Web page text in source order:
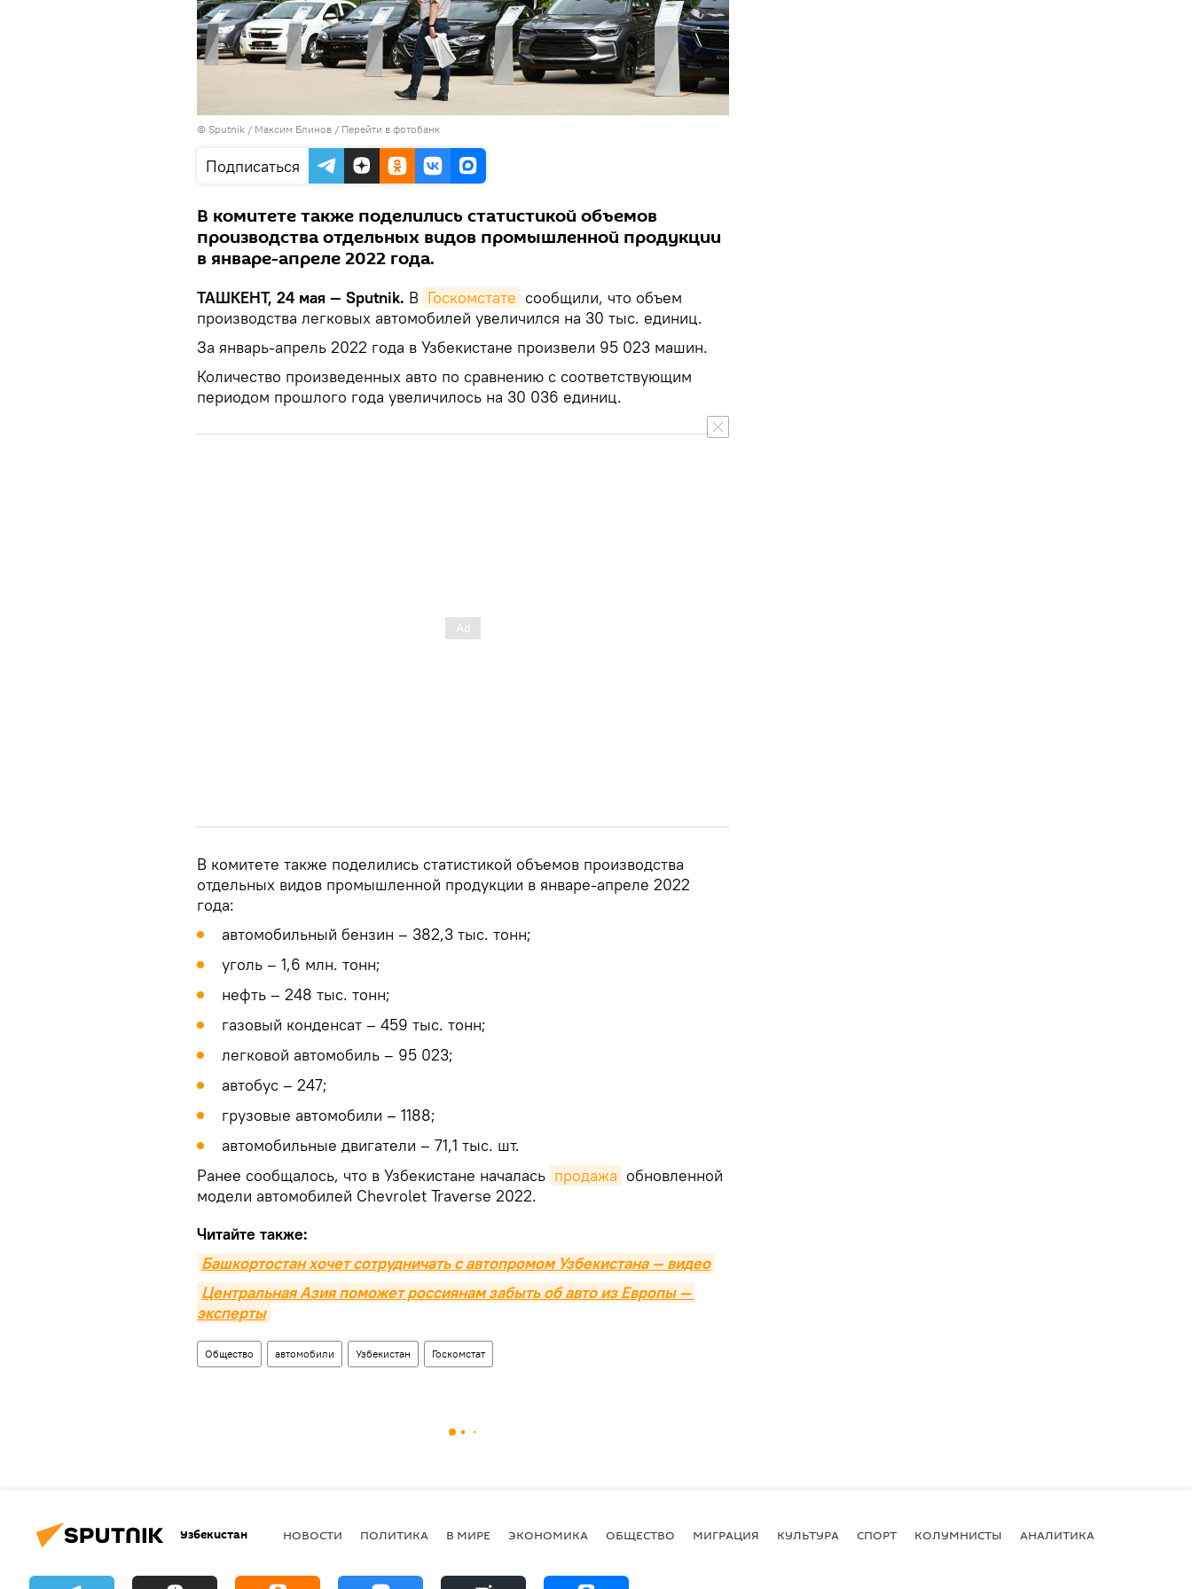
© Sputnik / Максим Блинов / Перейти в фотобанк
Подписаться
В комитете также поделились статистикой объемов
производства отдельных видов промышленной продукции
в январе-апреле 2022 года.
ТАШКЕНТ, 24 мая — Sputnik. В Госкомстате сообщили, что объем
производства легковых автомобилей увеличился на 30 тыс. единиц.
За январь-апрель 2022 года в Узбекистане произвели 95 023 машин.
Количество произведенных авто по сравнению с соответствующим
периодом прошлого года увеличилось на 30 036 единиц.
В комитете также поделились статистикой объемов производства
отдельных видов промышленной продукции в январе-апреле 2022
года:
автомобильный бензин – 382,3 тыс. тонн;
уголь – 1,6 млн. тонн;
нефть – 248 тыс. тонн;
газовый конденсат – 459 тыс. тонн;
легковой автомобиль – 95 023;
автобус – 247;
грузовые автомобили – 1188;
автомобильные двигатели – 71,1 тыс. шт.
Ранее сообщалось, что в Узбекистане началась продажа обновленной
модели автомобилей Chevrolet Traverse 2022.
Читайте также:
Башкортостан хочет сотрудничать с автопромом Узбекистана — видео
Центральная Азия поможет россиянам забыть об авто из Европы —
эксперты
Общество автомобили Узбекистан Госкомстат
Узбекистан НОВОСТИ ПОЛИТИКА В МИРЕ ЭКОНОМИКА ОБЩЕСТВО МИГРАЦИЯ КУЛЬТУРА СПОРТ КОЛУМНИСТЫ АНАЛИТИКА